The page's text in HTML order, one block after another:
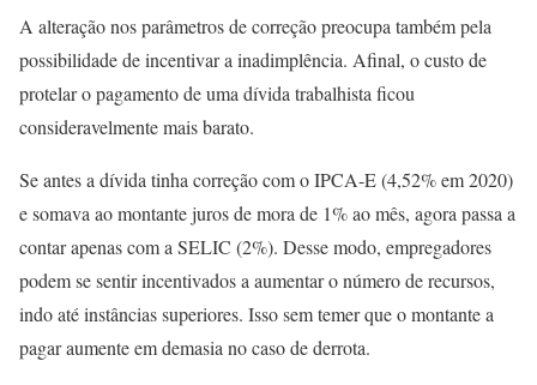
A alteração nos parâmetros de correção preocupa também pela
possibilidade de incentivar a inadimplência. Afinal, o custo de
protelar o pagamento de uma dívida trabalhista ficou
consideravelmente mais barato.
Se antes a dívida tinha correção com o IPCA-E (4,52% em 2020)
e somava ao montante juros de mora de 1% ao mês, agora passa a
contar apenas com a SELIC (2%). Desse modo, empregadores
podem se sentir incentivados a aumentar o número de recursos,
indo até instâncias superiores. Isso sem temer que o montante a
pagar aumente em demasia no caso de derrota.